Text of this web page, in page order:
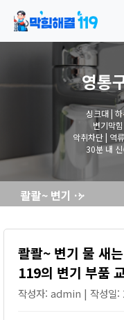
영통
싱크대 |
변기막
악취차단 | 역
30분 내
콸콸~ 변기 물 새는 소리, 이젠 안녕! 막힘해결119의 변기 부품 교체 현장!
콸콸~ 변기 물 새
119의 변기 부품
작성자: admin | 작성일